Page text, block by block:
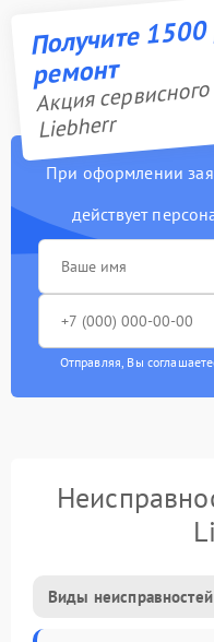
Получите
ремонт
Акция
Liebherr
При оформлении
действует
Отправляя, Вы
Виды неисправностей